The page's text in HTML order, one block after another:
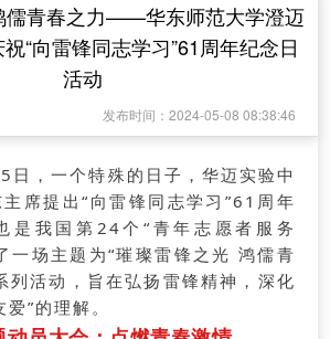
儒青春之力——华东师范大学澄迈
“向雷锋同志学习”61周年纪念日
活动
发布时间：2024-05-08 08:38:46
，一个特殊的日子，华迈实验中
席提出“向雷锋同志学习”61周年
是我国第24个“青年志愿者服务
一场主题为“璀璨雷锋之光 鸿儒青
列活动，旨在弘扬雷锋精神，深化
”的理解。